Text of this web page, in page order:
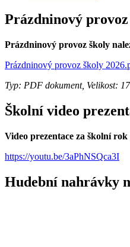
Prázdninový
Prázdninový provoz školy
Prázdninový provoz školy
Typ: PDF dokument, Velikost:
Školní video
Video prezentace za školní rok
https://youtu.be/3aPhNSQca3I
Hudební nahrávky